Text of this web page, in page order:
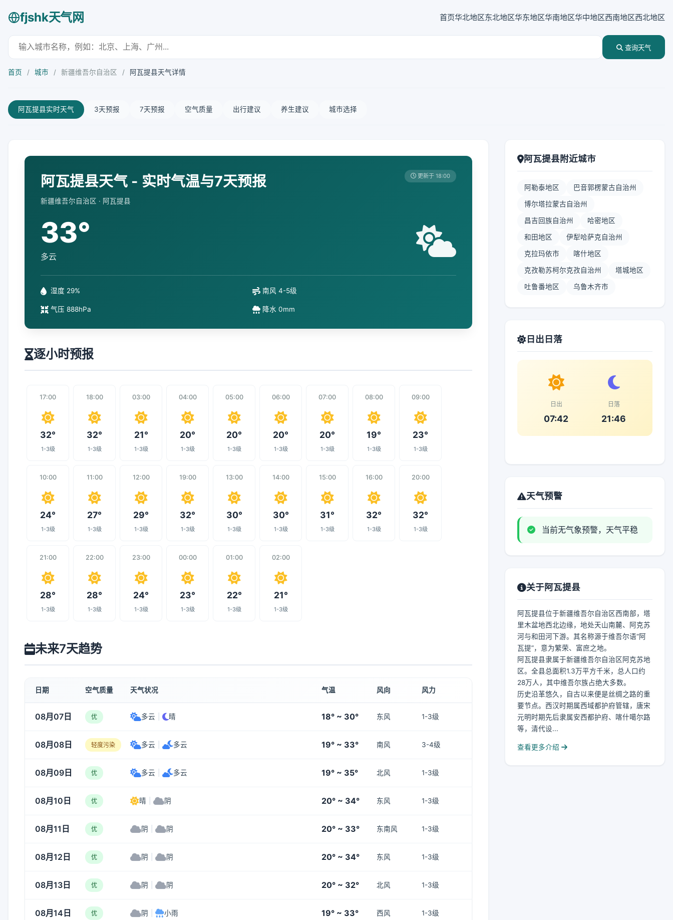
fjshk天气网 首页华北地区东北地区华东地区华南地区华中地区西南地区西北地区
查询天气
首页 / 城市 / 新疆维吾尔自治区 / 阿瓦提县天气详情
阿瓦提县实时天气 3天预报 7天预报 空气质量 出行建议 养生建议 城市选择
阿瓦提县天气 - 实时气温与7天预报
新疆维吾尔自治区 · 阿瓦提县
更新于 18:00
33°
多云
湿度 29% 南风 4-5级
气压 888hPa 降水 0mm
逐小时预报
17:00
32°
1-3级
18:00
32°
1-3级
03:00
21°
1-3级
04:00
20°
1-3级
05:00
20°
1-3级
06:00
20°
1-3级
07:00
20°
1-3级
08:00
19°
1-3级
09:00
23°
1-3级
10:00
24°
1-3级
11:00
27°
1-3级
12:00
29°
1-3级
19:00
32°
1-3级
13:00
30°
1-3级
14:00
30°
1-3级
15:00
31°
1-3级
16:00
32°
1-3级
20:00
32°
1-3级
21:00
28°
1-3级
22:00
28°
1-3级
23:00
24°
1-3级
00:00
23°
1-3级
01:00
22°
1-3级
02:00
21°
1-3级
未来7天趋势
日期 空气质量 天气状况 气温 风向 风力
08月07日 优 多云 晴 18° ~ 30° 东风 1-3级
08月08日 轻度污染 多云 多云 19° ~ 33° 南风 3-4级
08月09日 优 多云 多云 19° ~ 35° 北风 1-3级
08月10日 优 晴 阴 20° ~ 34° 东风 1-3级
08月11日 优 阴 阴 20° ~ 33° 东南风 1-3级
08月12日 优 阴 阴 20° ~ 34° 东风 1-3级
08月13日 优 阴 阴 20° ~ 32° 北风 1-3级
08月14日 优 阴 小雨 19° ~ 33° 西风 1-3级
阿瓦提县附近城市
阿勒泰地区 巴音郭楞蒙古自治州
博尔塔拉蒙古自治州
昌吉回族自治州 哈密地区
和田地区 伊犁哈萨克自治州
克拉玛依市 喀什地区
克孜勒苏柯尔克孜自治州 塔城地区
吐鲁番地区 乌鲁木齐市
日出日落
日出
07:42
日落
21:46
天气预警
当前无气象预警，天气平稳
关于阿瓦提县
阿瓦提县位于新疆维吾尔自治区西南部，塔
里木盆地西北边缘，地处天山南麓、阿克苏
河与和田河下游。其名称源于维吾尔语“阿
瓦提”，意为繁荣、富庶之地。
阿瓦提县隶属于新疆维吾尔自治区阿克苏地
区。全县总面积1.3万平方千米，总人口约
28万人，其中维吾尔族占绝大多数。
历史沿革悠久，自古以来便是丝绸之路的重
要节点。西汉时期属西域都护府管辖，唐宋
元明时期先后隶属安西都护府、喀什噶尔路
等，清代设...
查看更多介绍